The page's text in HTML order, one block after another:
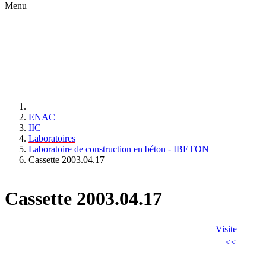
Menu
ENAC
IIC
Laboratoires
Laboratoire de construction en béton - IBETON
Cassette 2003.04.17
Cassette 2003.04.17
Visite
<<